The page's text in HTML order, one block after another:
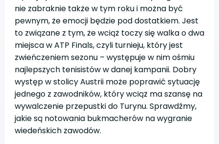
nie zabraknie także w tym roku i można być
pewnym, że emocji będzie pod dostatkiem. Jest
to związane z tym, że wciąż toczy się walka o dwa
miejsca w ATP Finals, czyli turnieju, który jest
zwieńczeniem sezonu – występuje w nim ośmiu
najlepszych tenisistów w danej kampanii. Dobry
występ w stolicy Austrii może poprawić sytuację
jednego z zawodników, który wciąż ma szansę na
wywalczenie przepustki do Turynu. Sprawdźmy,
jakie są notowania bukmacherów na wygranie
wiedeńskich zawodów.